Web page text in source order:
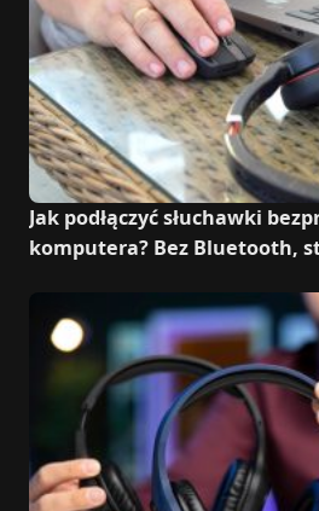
Jak podłączyć słuchawki
komputera? Bez Bluetooth,